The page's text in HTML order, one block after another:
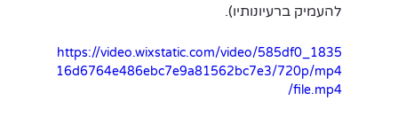
להעמיק ברעיונותיו).
https://video.wixstatic.com/video/585df0_1835
16d6764e486ebc7e9a81562bc7e3/720p/mp4
/file.mp4